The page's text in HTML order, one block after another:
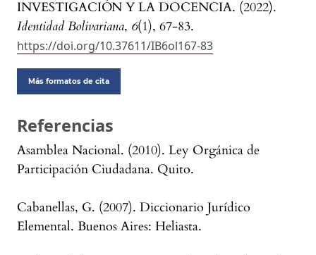
INVESTIGACIÓN Y LA DOCENCIA. (2022).
Identidad Bolivariana, 6(1), 67-83.
https://doi.org/10.37611/IB6ol167-83
Más formatos de cita
Referencias
Asamblea Nacional. (2010). Ley Orgánica de
Participación Ciudadana. Quito.
Cabanellas, G. (2007). Diccionario Jurídico
Elemental. Buenos Aires: Heliasta.